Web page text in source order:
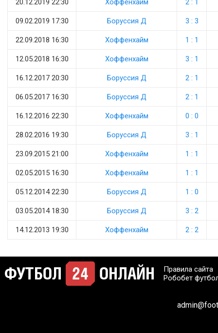
20.12.2019 22:30 Хоффенхайм 2 : 1
09.02.2019 17:30 Боруссия Д 3 : 3
22.09.2018 16:30 Хоффенхайм 1 : 1
12.05.2018 16:30 Хоффенхайм 3 : 1
16.12.2017 20:30 Боруссия Д 2 : 1
06.05.2017 16:30 Боруссия Д 2 : 1
16.12.2016 22:30 Хоффенхайм 0 : 0
28.02.2016 19:30 Боруссия Д 3 : 1
23.09.2015 21:00 Хоффенхайм 1 : 1
02.05.2015 16:30 Хоффенхайм 1 : 1
05.12.2014 22:30 Боруссия Д 1 : 0
03.05.2014 18:30 Боруссия Д 3 : 2
14.12.2013 19:30 Хоффенхайм 2 : 2
Правила сайта
Робобет